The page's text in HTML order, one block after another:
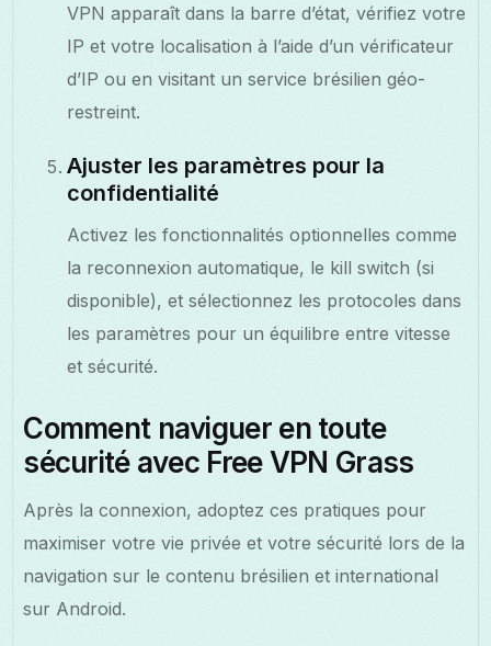
VPN apparaît dans la barre d’état, vérifiez votre
IP et votre localisation à l’aide d’un vérificateur
d’IP ou en visitant un service brésilien géo-
restreint.
Ajuster les paramètres pour la
confidentialité
Activez les fonctionnalités optionnelles comme
la reconnexion automatique, le kill switch (si
disponible), et sélectionnez les protocoles dans
les paramètres pour un équilibre entre vitesse
et sécurité.
Comment naviguer en toute
sécurité avec Free VPN Grass
Après la connexion, adoptez ces pratiques pour
maximiser votre vie privée et votre sécurité lors de la
navigation sur le contenu brésilien et international
sur Android.